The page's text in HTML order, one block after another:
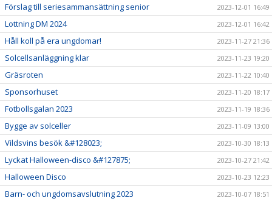
Förslag till seriesammansättning senior 2023-12-01 16:49
Lottning DM 2024 2023-12-01 16:42
Håll koll på era ungdomar! 2023-11-27 21:36
Solcellsanläggning klar 2023-11-23 19:20
Gräsroten 2023-11-22 10:40
Sponsorhuset 2023-11-20 18:17
Fotbollsgalan 2023 2023-11-19 18:36
Bygge av solceller 2023-11-09 13:00
Vildsvins besök &#128023; 2023-10-30 18:13
Lyckat Halloween-disco &#127875; 2023-10-27 21:42
Halloween Disco 2023-10-23 12:23
Barn- och ungdomsavslutning 2023 2023-10-07 18:51